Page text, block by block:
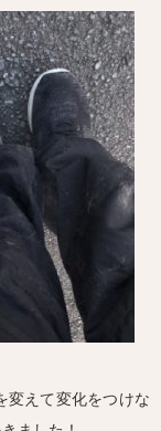
変えて変化をつけな